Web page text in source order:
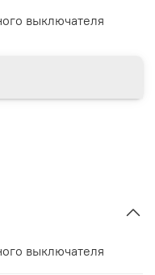
выключателя
выключателя